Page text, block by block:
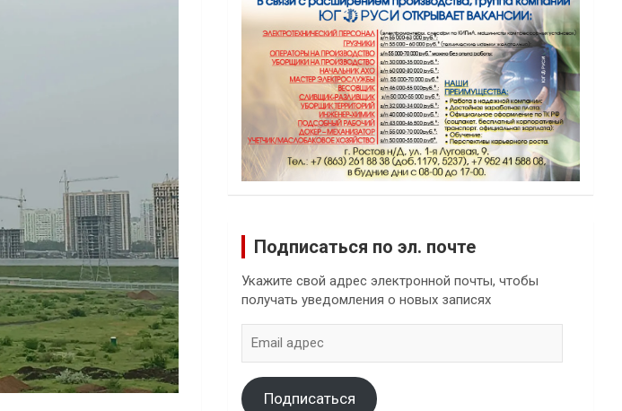
Подписаться по эл. почте
Укажите свой адрес электронной почты, чтобы
получать уведомления о новых записях
адрес
Подписаться